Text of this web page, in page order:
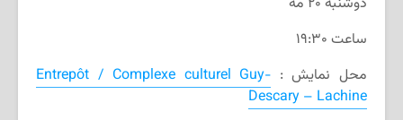
ساعت ۱۹:۳۰
محل نمایش : Entrepôt / Complexe culturel Guy-
Descary – Lachine